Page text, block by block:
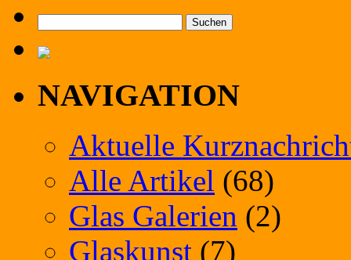
nach:
NAVIGATION
Aktuelle
Alle Artikel (68)
Glas Galerien (2)
Glaskunst (7)